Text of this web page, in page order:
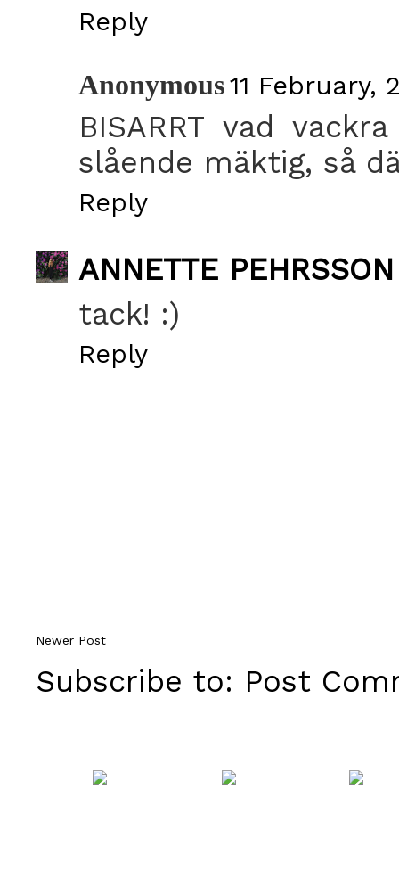
Reply
Anonymous11 February,
BISARRT vad
slående mäktig, så
Reply
ANNETTE PEHRSSON
tack! :)
Reply
Newer Post
Subscribe to: Post